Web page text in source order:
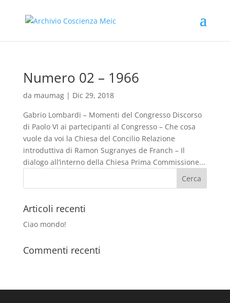
Numero 02 – 1966
da maumag| Dic 29, 2018
Gabrio Lombardi – Momenti del Congresso Discorso
di Paolo VI ai partecipanti al Congresso – Che cosa
vuole da voi la Chiesa del Concilio Relazione
introduttiva di Ramon Sugranyes de Franch – Il
dialogo all’interno della Chiesa Prima Commissione...
Articoli recenti
Ciao mondo!
Commenti recenti